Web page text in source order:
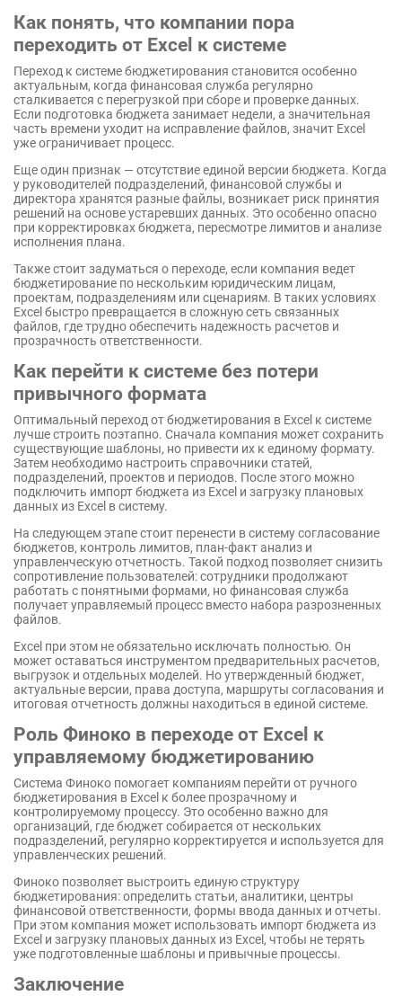
Как понять, что компании пора
переходить от Excel к системе
Переход к системе бюджетирования становится особенно
актуальным, когда финансовая служба регулярно
сталкивается с перегрузкой при сборе и проверке данных.
Если подготовка бюджета занимает недели, а значительная
часть времени уходит на исправление файлов, значит Excel
уже ограничивает процесс.
Еще один признак — отсутствие единой версии бюджета. Когда
у руководителей подразделений, финансовой службы и
директора хранятся разные файлы, возникает риск принятия
решений на основе устаревших данных. Это особенно опасно
при корректировках бюджета, пересмотре лимитов и анализе
исполнения плана.
Также стоит задуматься о переходе, если компания ведет
бюджетирование по нескольким юридическим лицам,
проектам, подразделениям или сценариям. В таких условиях
Excel быстро превращается в сложную сеть связанных
файлов, где трудно обеспечить надежность расчетов и
прозрачность ответственности.
Как перейти к системе без потери
привычного формата
Оптимальный переход от бюджетирования в Excel к системе
лучше строить поэтапно. Сначала компания может сохранить
существующие шаблоны, но привести их к единому формату.
Затем необходимо настроить справочники статей,
подразделений, проектов и периодов. После этого можно
подключить импорт бюджета из Excel и загрузку плановых
данных из Excel в систему.
На следующем этапе стоит перенести в систему согласование
бюджетов, контроль лимитов, план-факт анализ и
управленческую отчетность. Такой подход позволяет снизить
сопротивление пользователей: сотрудники продолжают
работать с понятными формами, но финансовая служба
получает управляемый процесс вместо набора разрозненных
файлов.
Excel при этом не обязательно исключать полностью. Он
может оставаться инструментом предварительных расчетов,
выгрузок и отдельных моделей. Но утвержденный бюджет,
актуальные версии, права доступа, маршруты согласования и
итоговая отчетность должны находиться в единой системе.
Роль Финоко в переходе от Excel к
управляемому бюджетированию
Система Финоко помогает компаниям перейти от ручного
бюджетирования в Excel к более прозрачному и
контролируемому процессу. Это особенно важно для
организаций, где бюджет собирается от нескольких
подразделений, регулярно корректируется и используется для
управленческих решений.
Финоко позволяет выстроить единую структуру
бюджетирования: определить статьи, аналитики, центры
финансовой ответственности, формы ввода данных и отчеты.
При этом компания может использовать импорт бюджета из
Excel и загрузку плановых данных из Excel, чтобы не терять
уже подготовленные шаблоны и привычные процессы.
Заключение